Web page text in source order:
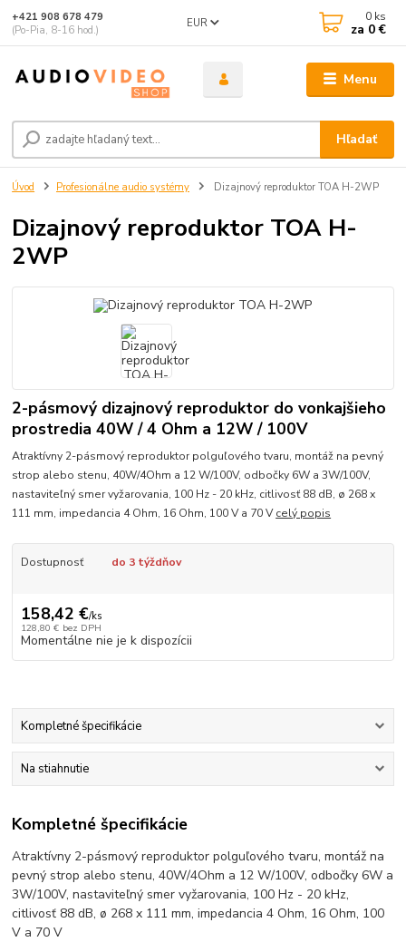
Menu
EUR
Hľadať
+421 908 678 479
(Po-Pia, 8-16 hod.)
0 ks
za 0 €
Úvod Profesionálne audio systémy Dizajnový reproduktor TOA H-2WP
Dizajnový reproduktor TOA H-
2WP
2-pásmový dizajnový reproduktor do vonkajšieho
prostredia 40W / 4 Ohm a 12W / 100V
Atraktívny 2-pásmový reproduktor polguľového tvaru, montáž na pevný
strop alebo stenu, 40W/4Ohm a 12 W/100V, odbočky 6W a 3W/100V,
nastaviteľný smer vyžarovania, 100 Hz - 20 kHz, citlivosť 88 dB, ø 268 x
111 mm, impedancia 4 Ohm, 16 Ohm, 100 V a 70 Vcelý popis
Dostupnosť do 3 týždňov
158,42 €/ks
128,80 € bez DPH
Momentálne nie je k dispozícii
Kompletné špecifikácie
Na stiahnutie
Kompletné špecifikácie
Atraktívny 2-pásmový reproduktor polguľového tvaru, montáž na
pevný strop alebo stenu, 40W/4Ohm a 12 W/100V, odbočky 6W a
3W/100V, nastaviteľný smer vyžarovania, 100 Hz - 20 kHz,
citlivosť 88 dB, ø 268 x 111 mm, impedancia 4 Ohm, 16 Ohm, 100
V a 70 V